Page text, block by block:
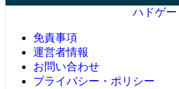
ハドゲー
免責事項
運営者情報
お問い合わせ
プライバシー・ポリシー